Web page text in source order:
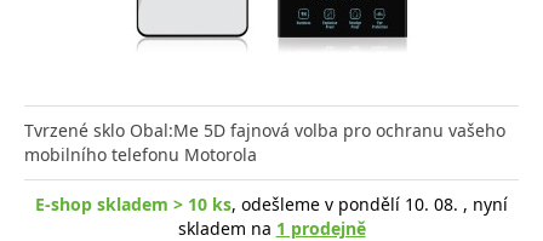
Tvrzené sklo Obal:Me 5D fajnová volba pro ochranu vašeho
mobilního telefonu Motorola
E-shop skladem > 10 ks, odešleme v pondělí 10. 08. , nyní
skladem na 1 prodejně